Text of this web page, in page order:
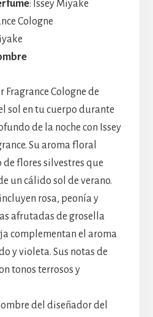
: Issey Miyake
Cologne
Fragrance Cologne de
sol en tu cuerpo durante
de la noche con Issey
Su aroma floral
de flores silvestres que
un cálido sol de verano.
rosa, peonía y
afrutadas de grosella
complementan el aroma
y violeta. Sus notas de
tonos terrosos y
del diseñador del